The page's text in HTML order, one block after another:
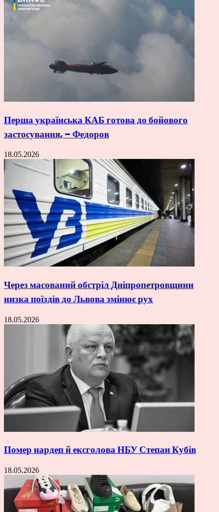
Перша українська КАБ готова до бойового
застосування, – Федоров
18.05.2026
Через масований обстріл Дніпропетровщини
низка поїздів до Львова змінює рух
18.05.2026
Помер нардеп й ексголова НБУ Степан Кубів
18.05.2026